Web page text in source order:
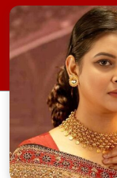
নেতা মির্জা
প্রয়াত বাবার
করেছেন এই
ঢাকা-৮ আসন
নির্বাচনী